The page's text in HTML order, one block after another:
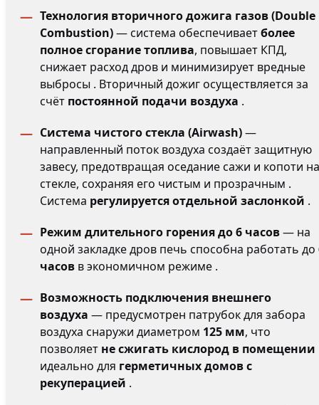
Технология вторичного дожига газов (Double
Combustion)— система обеспечиваетболее
полное сгорание топлива, повышает КПД,
снижает расход дров и минимизирует вредные
выбросы . Вторичный дожиг осуществляется за
счёт постоянной подачи воздуха .
Система чистого стекла (Airwash)—
направленный поток воздуха создаёт защитную
завесу, предотвращая оседание сажи и копоти на
стекле, сохраняя его чистым и прозрачным .
Система регулируется отдельной заслонкой .
Режим длительного горения до 6 часов— на
одной закладке дров печь способна работать до
часов в экономичном режиме .
Возможность подключения внешнего
воздуха — предусмотрен патрубок для забора
воздуха снаружи диаметром 125 мм, что
позволяет не сжигать кислород в помещении
идеально для герметичных домов с
рекуперацией .